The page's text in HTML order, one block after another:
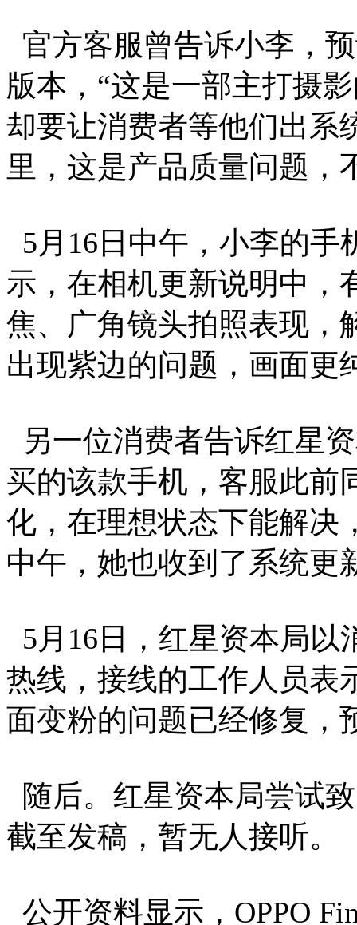
官方客服曾告诉小李，
版本，“这是一部主打摄
却要让消费者等他们出系
里，这是产品质量问题，
5月16日中午，小李的
示，在相机更新说明中，
焦、广角镜头拍照表现，
出现紫边的问题，画面更
另一位消费者告诉红星
买的该款手机，客服此前
化，在理想状态下能解决
中午，她也收到了系统更
5月16日，红星资本局以
热线，接线的工作人员表
面变粉的问题已经修复，
随后。红星资本局尝试
截至发稿，暂无人接听。
公开资料显示，OPPO